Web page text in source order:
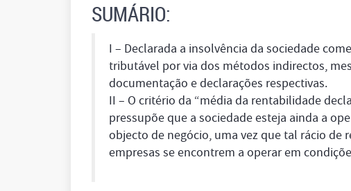
SUMÁRIO:
I – Declarada a insolvência da sociedade
tributável por via dos métodos indirectos,
documentação e declarações respectivas.
II – O critério da “média da rentabilidade
pressupõe que a sociedade esteja ainda a
objecto de negócio, uma vez que tal rácio
empresas se encontrem a operar em